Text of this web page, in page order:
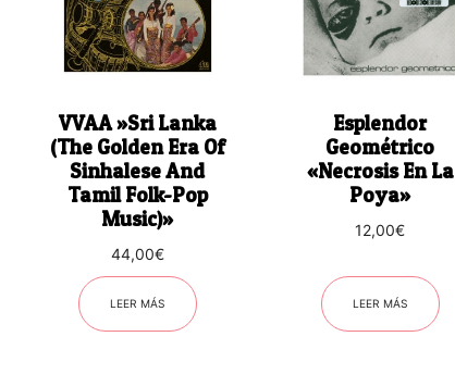
VVAA ‎»Sri Lanka
(The Golden Era Of
Sinhalese And
Tamil Folk-Pop
Music)»
44,00€
LEER MÁS
Esplendor
Geométrico
«Necrosis En La
Poya»
12,00€
LEER MÁS